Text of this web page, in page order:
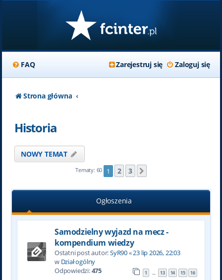
FAQ Zaloguj się
Zarejestruj się
Strona główna
Historia
NOWY TEMAT
Tematy: 60 1 2 3
Ogłoszenia
Samodzielny wyjazd na mecz -
kompendium wiedzy
Ostatni post autor:SyR90«23 lip 2026, 22:03
w Dział ogólny
Odpowiedzi:475 1 … 13 14 15 16